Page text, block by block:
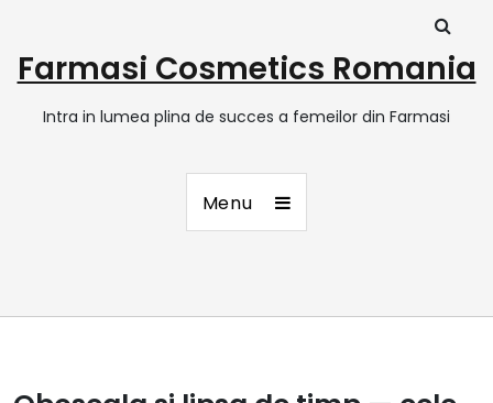
Farmasi Cosmetics Romania
Intra in lumea plina de succes a femeilor din Farmasi
Menu